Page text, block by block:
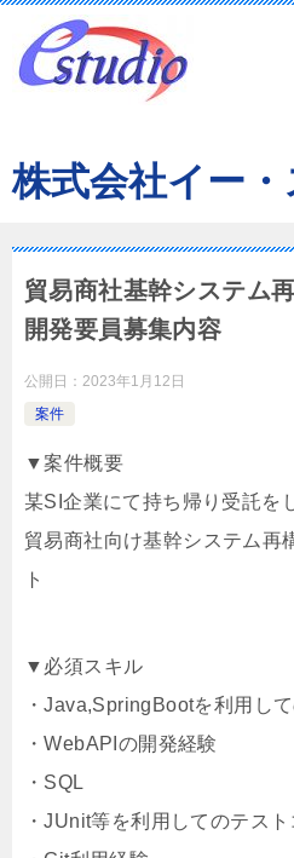
株式会社イー
貿易商社基幹システム
開発要員募集内容
公開日： 2023年1月12日
案件
▼案件概要
某SI企業にて持ち帰り受託を
貿易商社向け基幹システム再
ト
▼必須スキル
・Java,SpringBootを利用し
・WebAPIの開発経験
・SQL
・JUnit等を利用してのテス